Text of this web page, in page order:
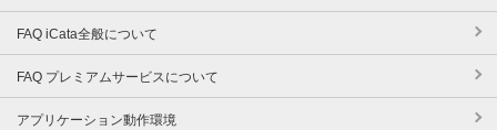
FAQ iCata全般について
FAQ プレミアムサービスについて
アプリケーション動作環境